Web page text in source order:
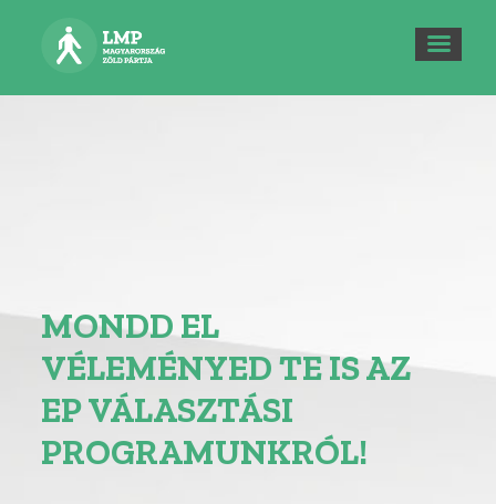
MONDD EL
VÉLEMÉNYED TE IS AZ
EP VÁLASZTÁSI
PROGRAMUNKRÓL!